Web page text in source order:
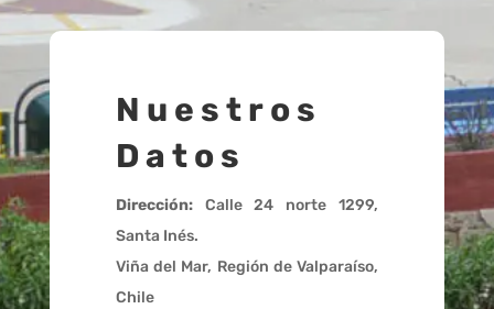
Nuestros
Datos
Dirección:Calle 24 norte 1299,
Santa Inés.
Viña del Mar, Región de Valparaíso,
Chile